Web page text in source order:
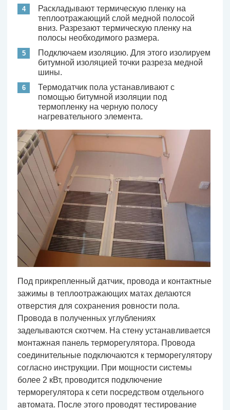
Раскладывают термическую пленку на
теплоотражающий слой медной полосой
вниз. Разрезают термическую пленку на
полосы необходимого размера.
Подключаем изоляцию. Для этого изолируем
битумной изоляцией точки разреза медной
шины.
Термодатчик пола устанавливают с
помощью битумной изоляции под
термопленку на черную полосу
нагревательного элемента.
Под прикрепленный датчик, провода и контактные
зажимы в теплоотражающих матах делаются
отверстия для сохранения ровности пола.
Провода в полученных углублениях
заделываются скотчем. На стену устанавливается
монтажная панель терморегулятора. Провода
соединительные подключаются к терморегулятору
согласно инструкции. При мощности системы
более 2 кВт, проводится подключение
терморегулятора к сети посредством отдельного
автомата. После этого проводят тестирование